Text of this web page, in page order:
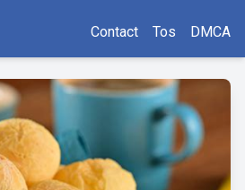
Contact Tos DMCA